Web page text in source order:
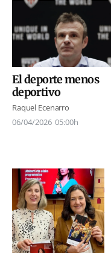
El deporte menos
deportivo
Raquel Ecenarro
06/04/2026 05:00h